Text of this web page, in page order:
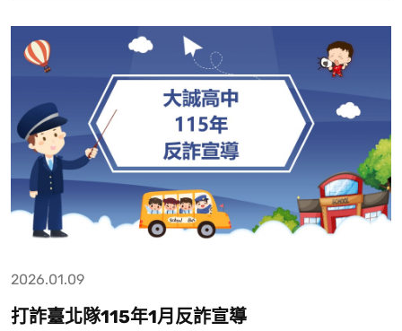
2026.01.09
打詐臺北隊115年1月反詐宣導